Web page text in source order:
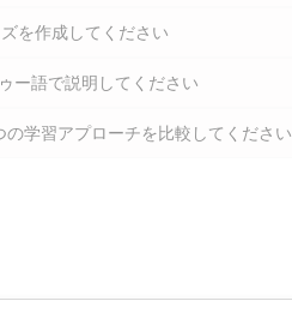
を作成してください
ー語で説明してください
の学習アプローチを比較してください